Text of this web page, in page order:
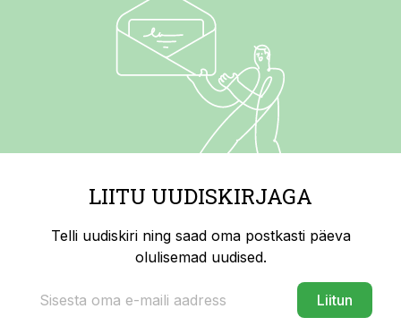
LIITU UUDISKIRJAGA
Telli uudiskiri ning saad oma postkasti päeva
olulisemad uudised.
Liitun